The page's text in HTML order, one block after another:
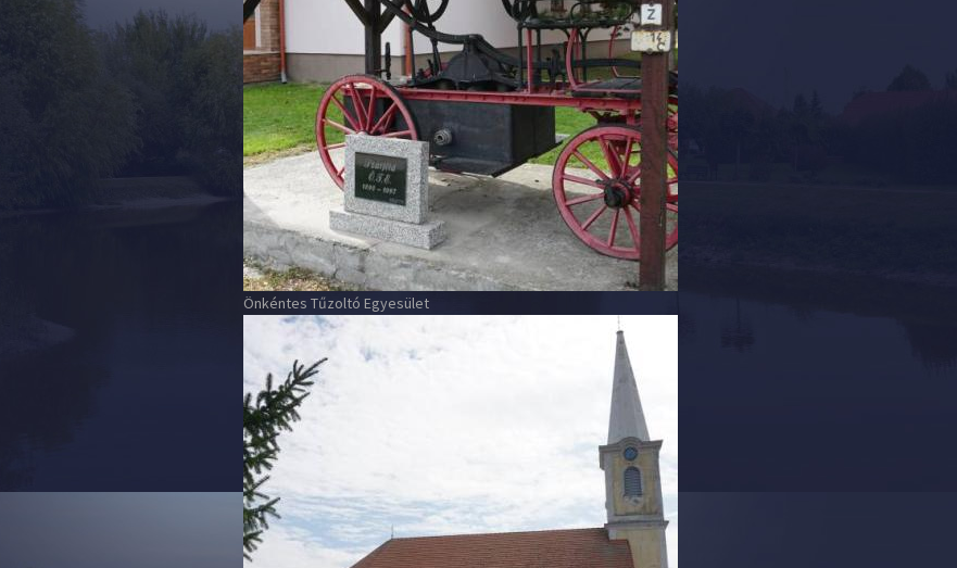
Önkéntes Tűzoltó Egyesület